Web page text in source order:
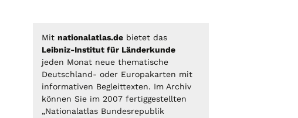
Mit nationalatlas.de bietet das
Leibniz-Institut für Länderkunde
jeden Monat neue thematische
Deutschland- oder Europakarten mit
informativen Begleittexten. Im Archiv
können Sie im 2007 fertiggestellten
„Nationalatlas Bundesrepublik